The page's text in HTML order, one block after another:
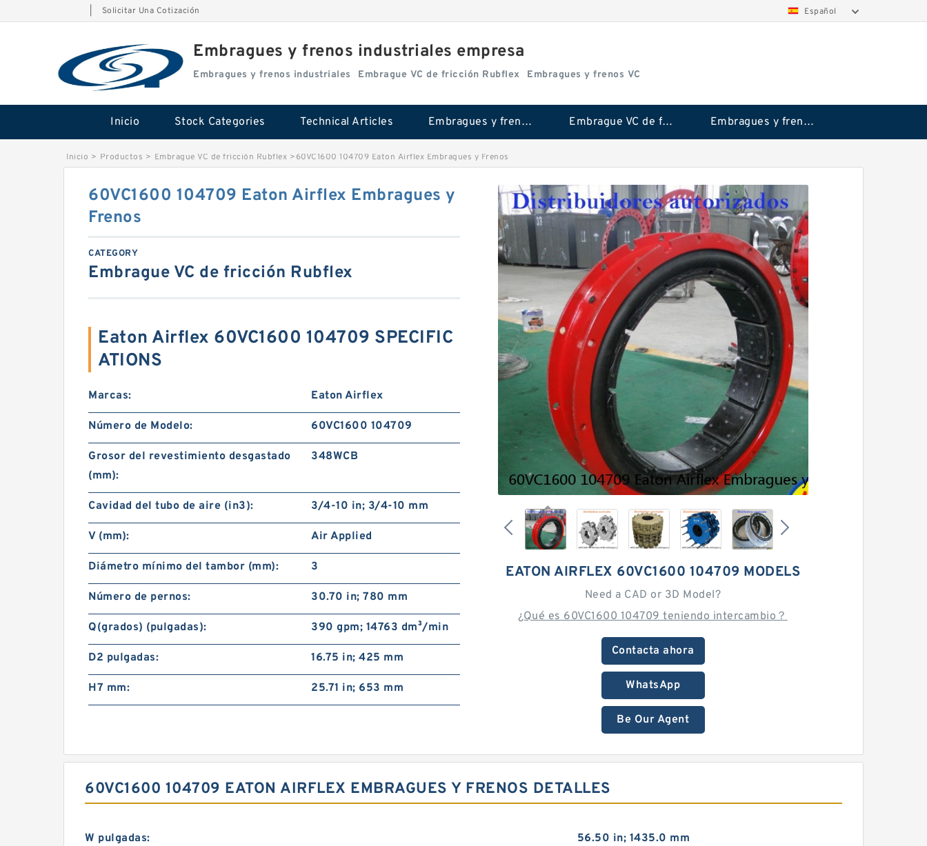
Solicitar Una Cotización Español
Embragues y frenos industriales empresa
Embragues y frenos industriales Embrague VC de fricción Rubflex Embragues y frenos VC
Inicio Stock Categories Technical Articles Embragues y frenos industriales Embrague VC de fricción Rubflex Embragues y frenos VC
Inicio > Productos > Embrague VC de fricción Rubflex >60VC1600 104709 Eaton Airflex Embragues y Frenos
EATON AIRFLEX 60VC1600 104709 MODELS
Need a CAD or 3D Model?
¿Qué es 60VC1600 104709 teniendo intercambio？
Contacta ahora
WhatsApp
Be Our Agent
60VC1600 104709 Eaton Airflex Embragues y
Frenos
CATEGORY
Embrague VC de fricción Rubflex
Eaton Airflex 60VC1600 104709 SPECIFIC
ATIONS
Marcas: Eaton Airflex
Número de Modelo: 60VC1600 104709
Grosor del revestimiento desgastado
(mm):
348WCB
Cavidad del tubo de aire (in3): 3/4-10 in; 3/4-10 mm
V (mm): Air Applied
Diámetro mínimo del tambor (mm): 3
Número de pernos: 30.70 in; 780 mm
Q(grados) (pulgadas): 390 gpm; 14763 dm³/min
D2 pulgadas: 16.75 in; 425 mm
H7 mm: 25.71 in; 653 mm
60VC1600 104709 EATON AIRFLEX EMBRAGUES Y FRENOS DETALLES
W pulgadas: 56.50 in; 1435.0 mm